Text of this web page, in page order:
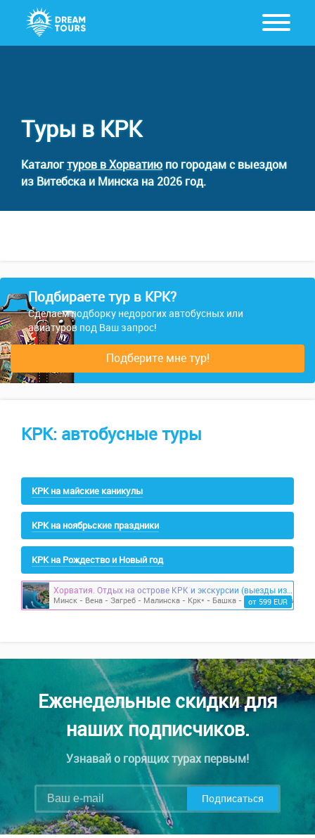
Туры в КРК
Каталогтуров в Хорватию по городам с выездом
из Витебска и Минска на 2026 год.
Подбираете тур в КРК?
Сделаем подборку недорогих автобусных или
авиатуров под Ваш запрос!
Подберите мне тур!
КРК: автобусные туры
КРК на майские каникулы
КРК на ноябрьские праздники
КРК на Рождество и Новый год
от 599 EUR
Еженедельные скидки для
наших подписчиков.
Узнавай о горящих турах первым!
Подписаться